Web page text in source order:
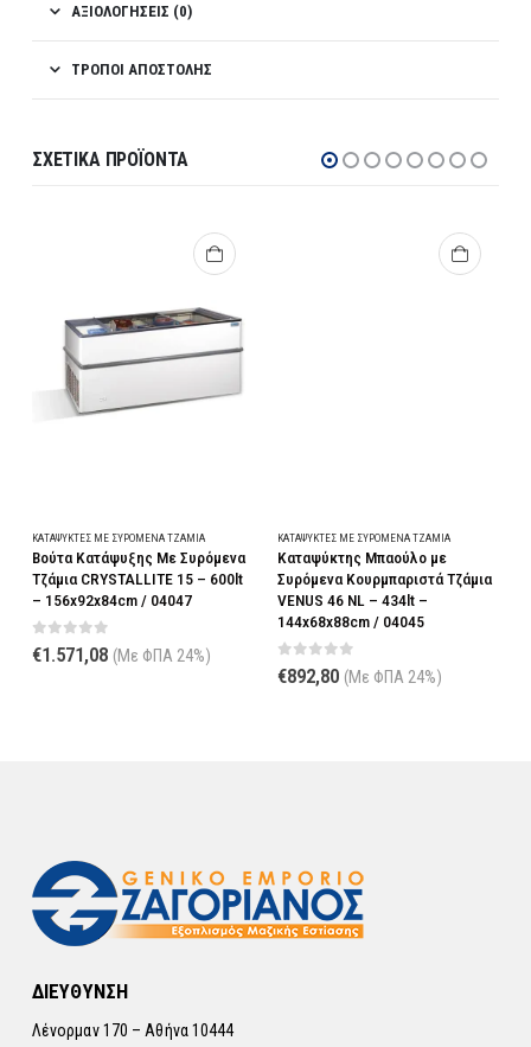
ΑΞΙΟΛΟΓΉΣΕΙΣ (0)
ΤΡΌΠΟΙ ΑΠΟΣΤΟΛΉΣ
ΣΧΕΤΙΚΆ ΠΡΟΪΌΝΤΑ
ΚΑΤΑΨΎΚΤΕΣ ΜΕ ΣΥΡΌΜΕΝΑ ΤΖΆΜΙΑ
Βούτα Κατάψυξης Με Συρόμενα
Τζάμια CRYSTALLITE 15 – 600lt
– 156x92x84cm / 04047
0out of 5
€1.571,08 (Με ΦΠΑ 24%)
ΚΑΤΑΨΎΚΤΕΣ ΜΕ ΣΥΡΌΜΕΝΑ ΤΖΆΜΙΑ
Καταψύκτης Μπαούλο με
Συρόμενα Κουρμπαριστά Τζάμια
VENUS 46 NL – 434lt –
144x68x88cm / 04045
0out of 5
€892,80 (Με ΦΠΑ 24%)
ΔΙΕΥΘΥΝΣΗ
Λένορμαν 170 – Αθήνα 10444